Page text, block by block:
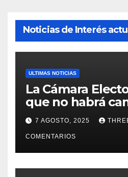
Noticias de Interés
ULTIMAS NOTICIAS
La Cámara
que no habrá
lugares de
Matanza
7 AGOSTO, 2025
COMENTARIOS